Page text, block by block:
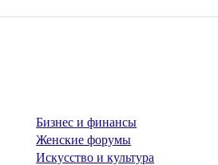
Бизнес и финансы
Женские форумы
Искусство и культура